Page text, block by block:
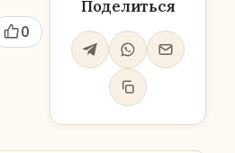
0
Поделиться